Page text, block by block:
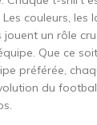
couleurs, les
un rôle
Que ce
préférée,
du